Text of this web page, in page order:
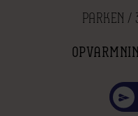
PARKEN /